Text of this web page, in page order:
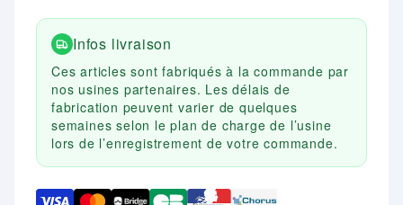
Infos livraison
Ces articles sont fabriqués à la commande par
nos usines partenaires. Les délais de
fabrication peuvent varier de quelques
semaines selon le plan de charge de l’usine
lors de l’enregistrement de votre commande.